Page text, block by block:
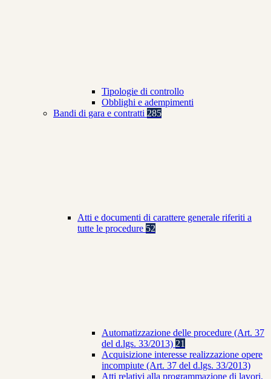
Tipologie di controllo
Obblighi e adempimenti
Bandi di gara e contratti 285
Atti e documenti di carattere generale riferiti a
tutte le procedure 52
Automatizzazione delle procedure (Art. 37
del d.lgs. 33/2013) 21
Acquisizione interesse realizzazione opere
incompiute (Art. 37 del d.lgs. 33/2013)
Atti relativi alla programmazione di lavori,